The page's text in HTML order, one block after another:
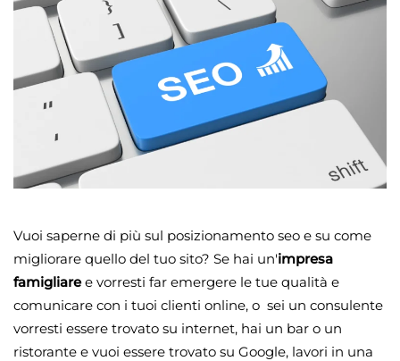
Vuoi saperne di più sul posizionamento seo e su come
migliorare quello del tuo sito? Se hai un'impresa
famigliaree vorresti far emergere le tue qualità e
comunicare con i tuoi clienti online, o sei un consulente
vorresti essere trovato su internet, hai un bar o un
ristorante e vuoi essere trovato su Google, lavori in una